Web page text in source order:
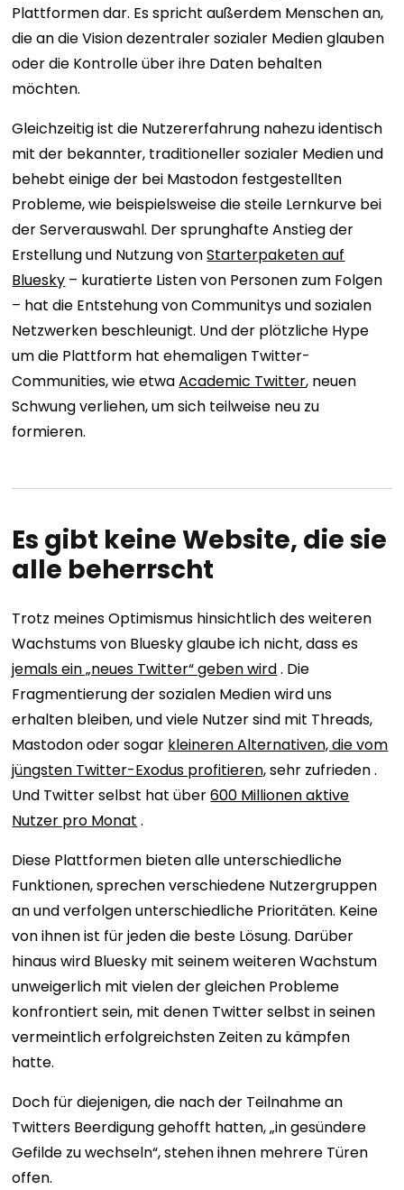
Plattformen dar. Es spricht außerdem Menschen an,
die an die Vision dezentraler sozialer Medien glauben
oder die Kontrolle über ihre Daten behalten
möchten.
Gleichzeitig ist die Nutzererfahrung nahezu identisch
mit der bekannter, traditioneller sozialer Medien und
behebt einige der bei Mastodon festgestellten
Probleme, wie beispielsweise die steile Lernkurve bei
der Serverauswahl. Der sprunghafte Anstieg der
Erstellung und Nutzung vonStarterpaketen auf
Bluesky – kuratierte Listen von Personen zum Folgen
– hat die Entstehung von Communitys und sozialen
Netzwerken beschleunigt. Und der plötzliche Hype
um die Plattform hat ehemaligen Twitter-
Communities, wie etwaAcademic Twitter, neuen
Schwung verliehen, um sich teilweise neu zu
formieren.
Es gibt keine Website, die sie
alle beherrscht
Trotz meines Optimismus hinsichtlich des weiteren
Wachstums von Bluesky glaube ich nicht, dass es
jemals ein „neues Twitter“ geben wird. Die
Fragmentierung der sozialen Medien wird uns
erhalten bleiben, und viele Nutzer sind mit Threads,
Mastodon oder sogar kleineren Alternativen, die vom
jüngsten Twitter-Exodus profitieren,sehr zufrieden .
Und Twitter selbst hat über600 Millionen aktive
Nutzer pro Monat .
Diese Plattformen bieten alle unterschiedliche
Funktionen, sprechen verschiedene Nutzergruppen
an und verfolgen unterschiedliche Prioritäten. Keine
von ihnen ist für jeden die beste Lösung. Darüber
hinaus wird Bluesky mit seinem weiteren Wachstum
unweigerlich mit vielen der gleichen Probleme
konfrontiert sein, mit denen Twitter selbst in seinen
vermeintlich erfolgreichsten Zeiten zu kämpfen
hatte.
Doch für diejenigen, die nach der Teilnahme an
Twitters Beerdigung gehofft hatten, „in gesündere
Gefilde zu wechseln“, stehen ihnen mehrere Türen
offen.